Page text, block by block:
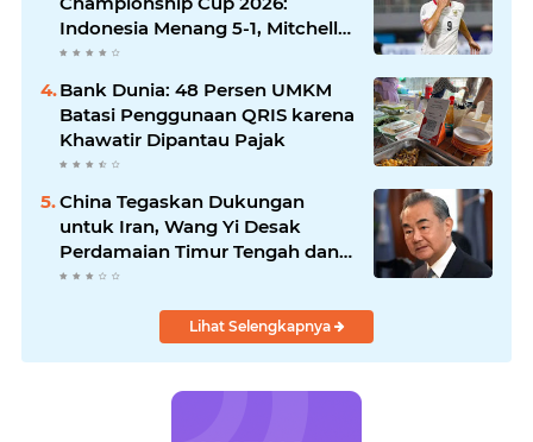
Indonesia Menang 5-1, Mitchell
Baker Hattrick dan Puncaki Top
Skor
Bank Dunia: 48 Persen UMKM
Batasi Penggunaan QRIS karena
Khawatir Dipantau Pajak
China Tegaskan Dukungan
untuk Iran, Wang Yi Desak
Perdamaian Timur Tengah dan
Soroti Ketegangan dengan AS
Lihat Selengkapnya